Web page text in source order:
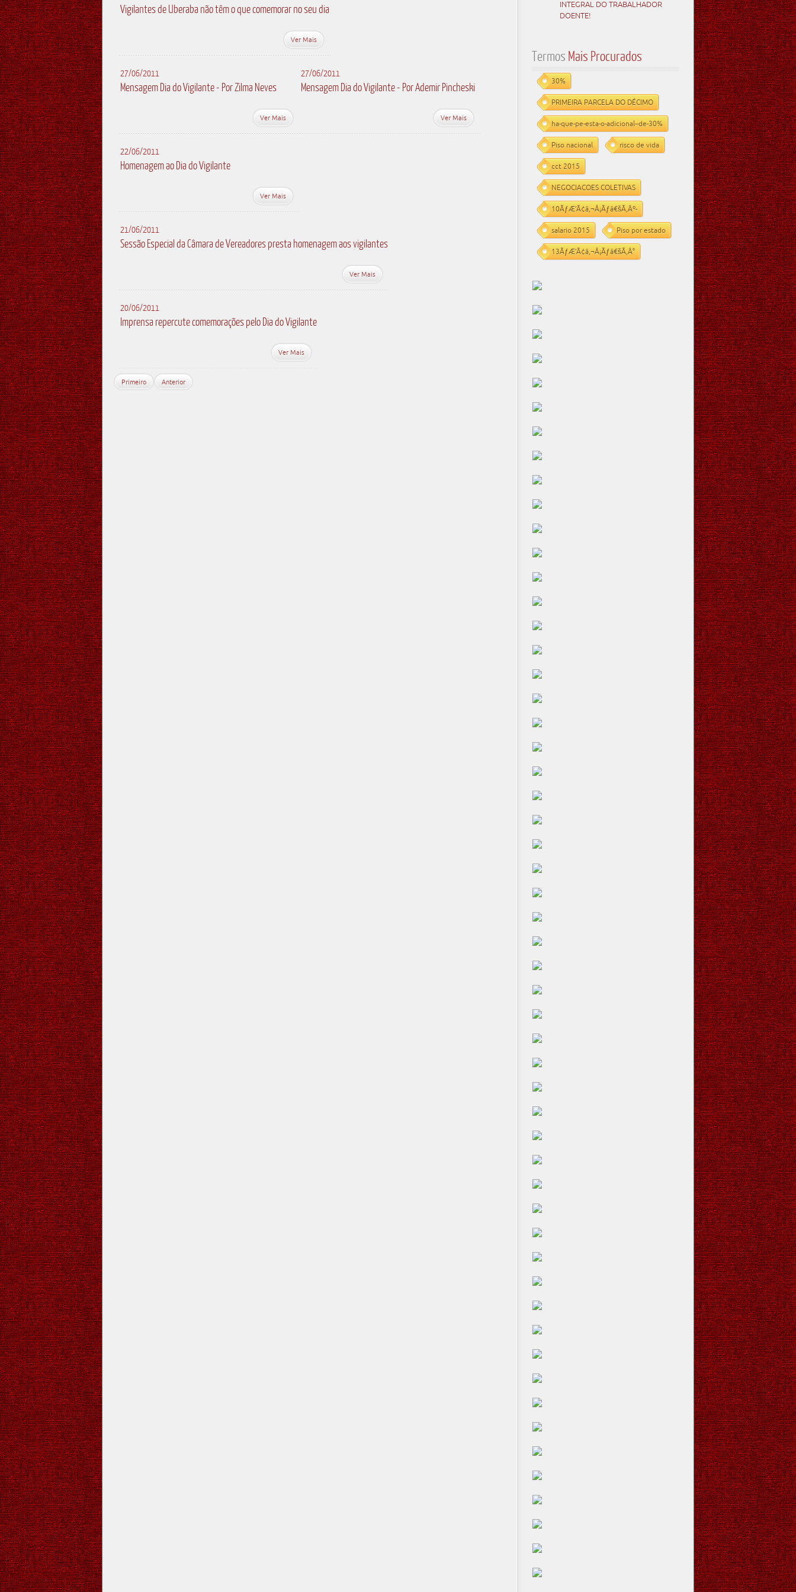
Vigilantes de Uberaba não têm o que comemorar no seu dia
Ver Mais
27/06/2011
Mensagem Dia do Vigilante - Por Zilma Neves
Ver Mais
27/06/2011
Mensagem Dia do Vigilante - Por Ademir Pincheski
Ver Mais
22/06/2011
Homenagem ao Dia do Vigilante
Ver Mais
21/06/2011
Sessão Especial da Câmara de Vereadores presta homenagem aos vigilantes
Ver Mais
20/06/2011
Imprensa repercute comemorações pelo Dia do Vigilante
Ver Mais
Primeiro Anterior
INTEGRAL DO TRABALHADOR
DOENTE!
Termos Mais Procurados
30%
PRIMEIRA PARCELA DO DÉCIMO
ha-que-pe-esta-o-adicional--de-30%
Piso nacional risco de vida
cct 2015
NEGOCIACOES COLETIVAS
10ÃƒÆ’Ã¢â‚¬Å¡Ãƒâ€šÃ‚Âº-
salario 2015 Piso por estado
13ÃƒÆ’Ã¢â‚¬Å¡Ãƒâ€šÃ‚Â°